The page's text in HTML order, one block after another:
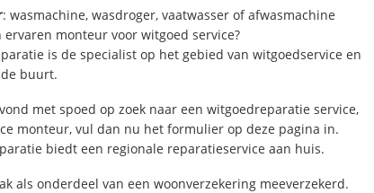
: wasmachine, wasdroger, vaatwasser of afwasmachine
ervaren monteur voor witgoed service?
is de specialist op het gebied van witgoedservice en
buurt.
met spoed op zoek naar een witgoedreparatie service,
monteur, vul dan nu het formulier op deze pagina in.
biedt een regionale reparatieservice aan huis.
als onderdeel van een woonverzekering meeverzekerd.